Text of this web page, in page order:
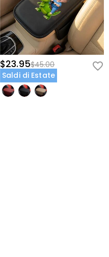
$23.95$45.00
Saldi di Estate